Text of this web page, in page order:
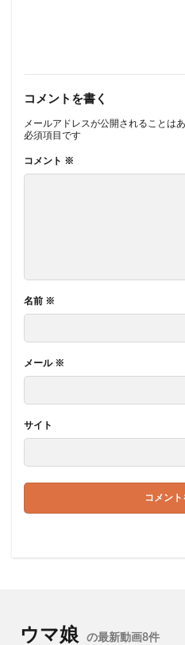
コメントを書く
メールアドレスが公開されることはあ
必須項目です
コメント ※
名前 ※
メール ※
サイト
ウマ娘 の最新動画8件